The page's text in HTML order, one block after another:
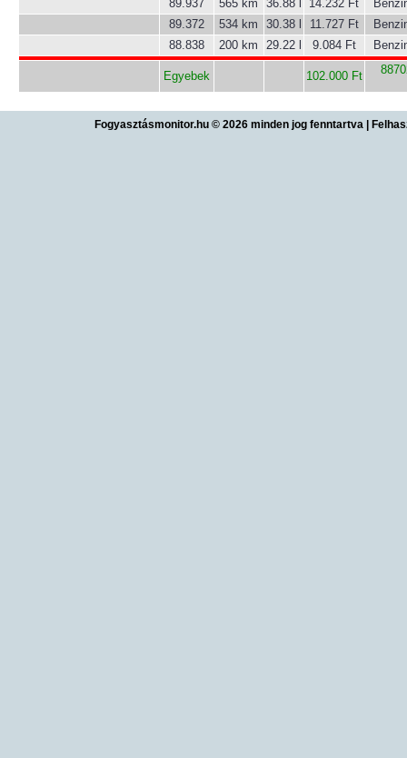
89.937 565 km 36.88 l 14.232 Ft
89.372
534 km 30.38 l 11.727 Ft
88.838
200 km 29.22 l 9.084 Ft
Egyebek 102.000 Ft
Fogyasztásmonitor.hu © 2026 minden jog fenntartva